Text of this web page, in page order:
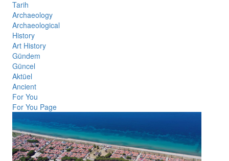
Tarih
Archaeology
Archaeological
History
Art History
Gündem
Güncel
Aktüel
Ancient
For You
For You Page